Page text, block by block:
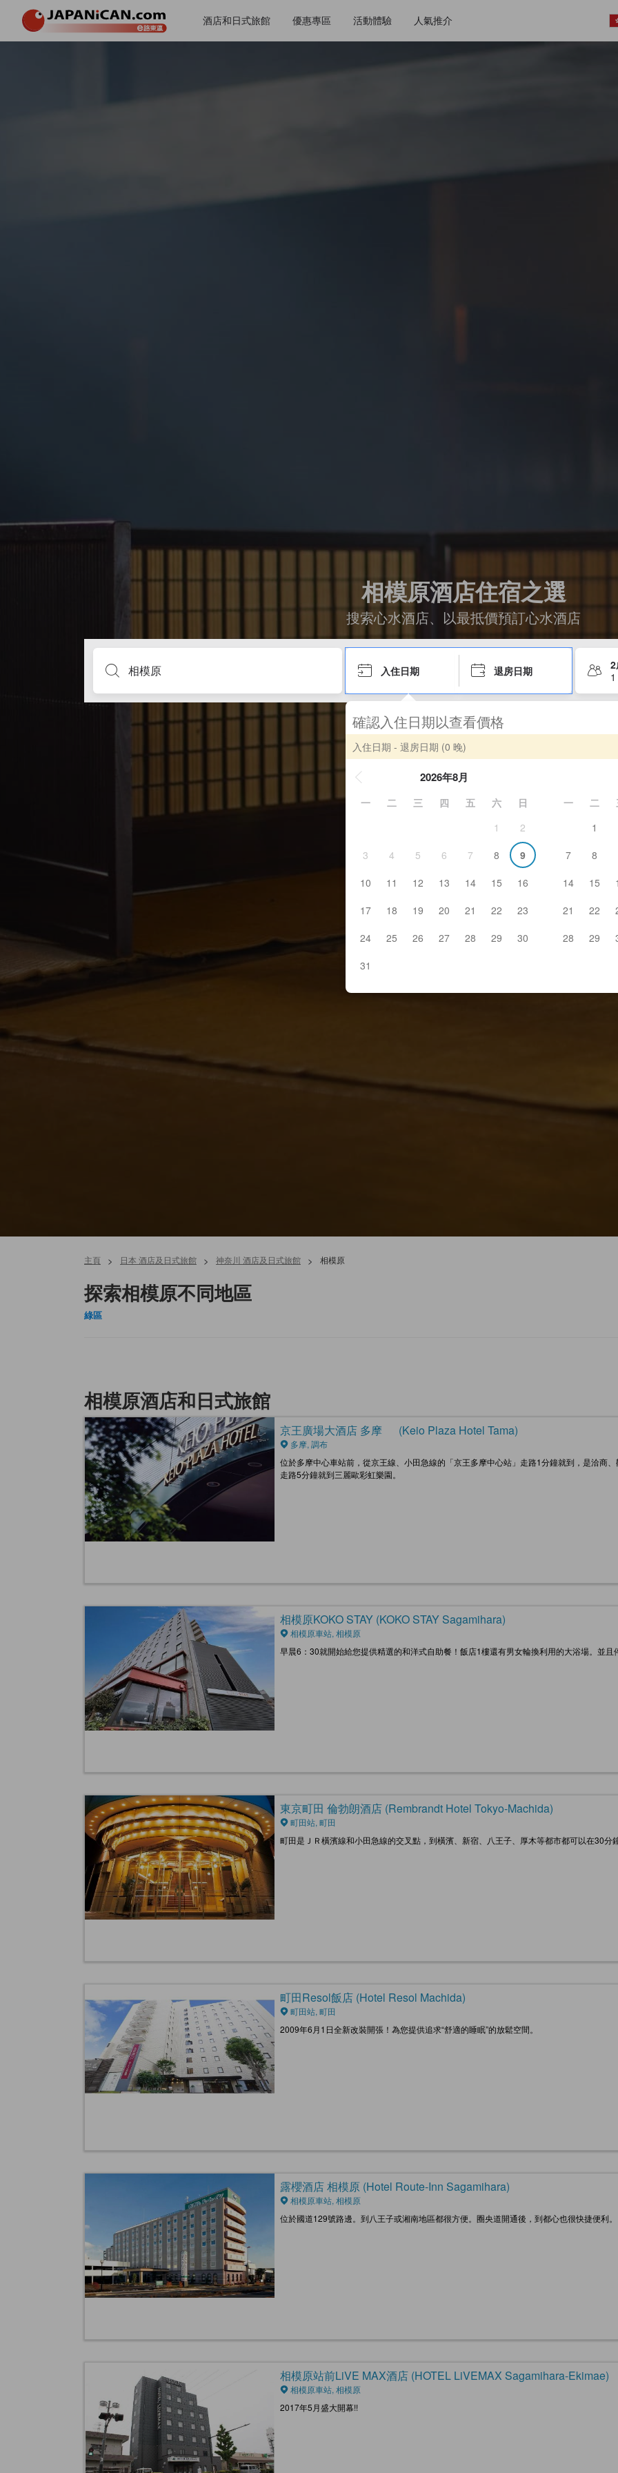
酒店和日式旅館 優惠專區 活動體驗 人氣推介
相模原酒店住宿之選
搜索心水酒店、以最抵價預訂心水酒店
入住日期 退房日期
確認入住日期以查看價格
入住日期 - 退房日期 (0 晚)
2026年8月
一 二 三 四 五 六
日
1
2
3
4 5 6 7 8
9
10
11 12 13 14 15
16
17
18 19 20 21 22
23
24
25 26 27 28 29
30
31
一 二
1
7
8
14
15
21
22
28
29
主頁 > 日本 酒店及日式旅館 > 神奈川 酒店及日式旅館 > 相模原
探索相模原不同地區
綠區
相模原酒店和日式旅館
京王廣場大酒店 多摩 (Keio Plaza Hotel Tama)
多摩, 調布
位於多摩中心車站前，從京王線、小田急線的「京王多摩中心站」走路1分鐘就到，是洽商
走路5分鐘就到三麗歐彩虹樂園。
相模原KOKO STAY (KOKO STAY Sagamihara)
相模原車站, 相模原
早晨6：30就開始給您提供精選的和洋式自助餐！飯店1樓還有男女輪換利用的大浴場。並
東京町田 倫勃朗酒店 (Rembrandt Hotel Tokyo-Machida)
町田站, 町田
町田是ＪＲ橫濱線和小田急線的交叉點，到橫濱、新宿、八王子、厚木等都市都可以在30
町田Resol飯店 (Hotel Resol Machida)
町田站, 町田
2009年6月1日全新改裝開張！為您提供追求“舒適的睡眠”的放鬆空間。
露櫻酒店 相模原 (Hotel Route-Inn Sagamihara)
相模原車站, 相模原
位於國道129號路邊。到八王子或湘南地區都很方便。圈央道開通後，到都心也很快捷便利。
相模原站前LiVE MAX酒店 (HOTEL LiVEMAX Sagamihara-Ekimae)
相模原車站, 相模原
2017年5月盛大開幕!!